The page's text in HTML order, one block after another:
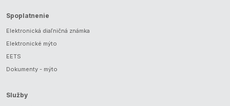
Spoplatnenie
Elektronická diaľničná známka
Elektronické mýto
EETS
Dokumenty - mýto
Služby